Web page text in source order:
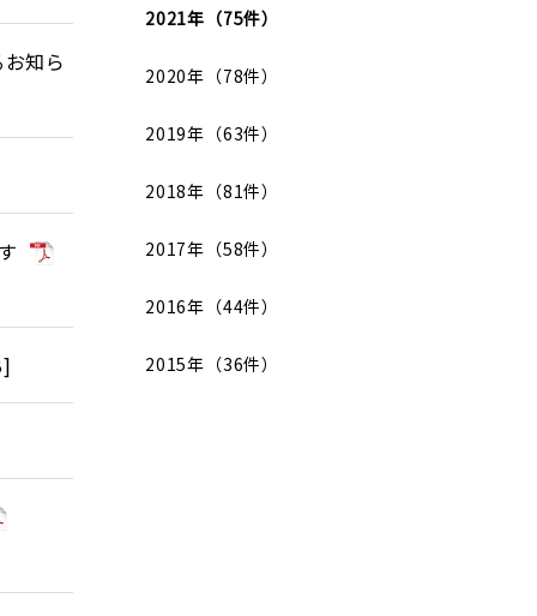
知ら
]
2021年（75件）
2020年（78件）
2019年（63件）
2018年（81件）
2017年（58件）
2016年（44件）
2015年（36件）